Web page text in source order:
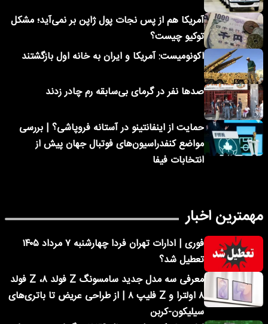
آمریکا هم از پس نجات پول ژاپن بر نمی‌آید؛ مشکل
توکیو چیست؟
اکونومیست: آمریکا و ایران به خانه اول بازگشتند
صدها نفر در گرمای بی‌سابقه رم چادر زدند
حمایت از اینفانتینو در آستانه فروپاشی؟ | بررسی
مواضع کنفدراسیون‌های فوتبال جهان پیش از
انتخابات فیفا
مهمترین اخبار
فوری | ادارات تهران فردا چهارشنبه ۷ مرداد ۱۴۰۵
تعطیل شد؟
معرفی سه مدل جدید سامسونگ Z فولد ۸، Z فولد
۸ اولترا و Z فلیپ ۸ | از طراحی عریض تا باتری‌های
سیلیکون-کربن